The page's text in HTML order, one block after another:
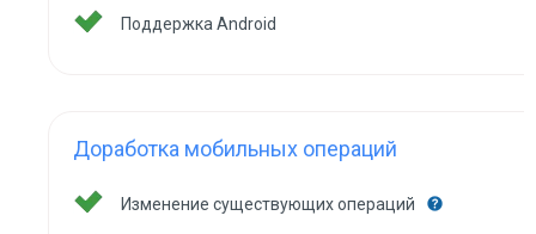
Поддержка Android
Доработка мобильных операций
Изменение существующих операций